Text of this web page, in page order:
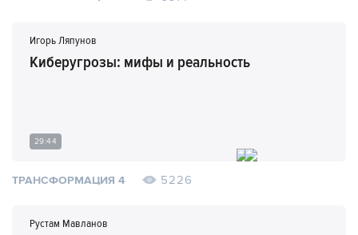
Игорь Ляпунов
Киберугрозы: мифы и реальность
29:44
ТРАНСФОРМАЦИЯ 4 5226
Рустам Мавланов